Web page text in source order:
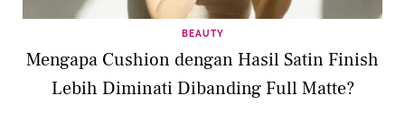
BEAUTY
Mengapa Cushion dengan Hasil Satin Finish
Lebih Diminati Dibanding Full Matte?